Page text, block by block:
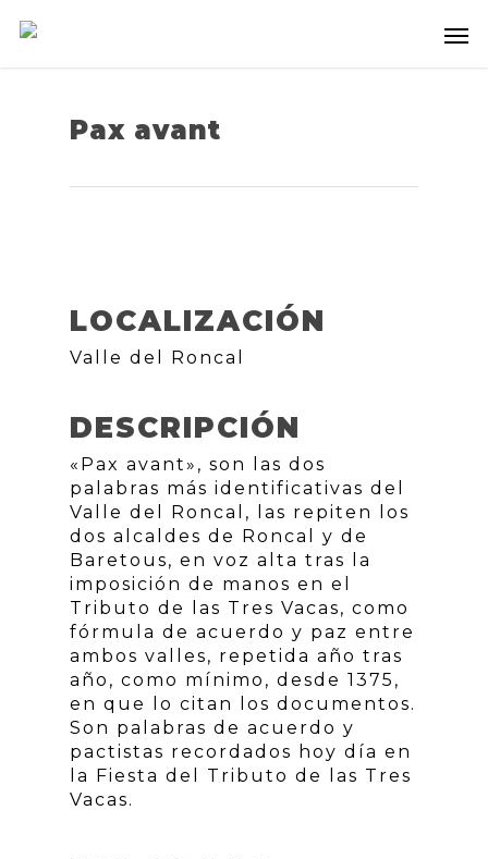
Pax avant
LOCALIZACIÓN
Valle del Roncal
DESCRIPCIÓN
«Pax avant», son las dos
palabras más identificativas del
Valle del Roncal, las repiten los
dos alcaldes de Roncal y de
Baretous, en voz alta tras la
imposición de manos en el
Tributo de las Tres Vacas, como
fórmula de acuerdo y paz entre
ambos valles, repetida año tras
año, como mínimo, desde 1375,
en que lo citan los documentos.
Son palabras de acuerdo y
pactistas recordados hoy día en
la Fiesta del Tributo de las Tres
Vacas.